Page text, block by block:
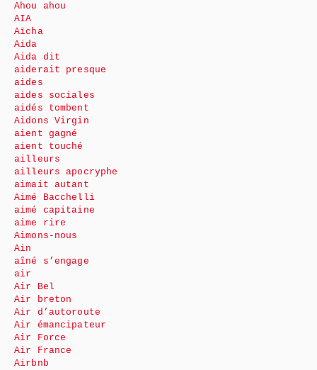
Ahou ahou
AIA
Aïcha
Aida
Aida dit
aiderait presque
aides
aides sociales
aidés tombent
Aidons Virgin
aient gagné
aient touché
ailleurs
ailleurs apocryphe
aimait autant
Aimé Bacchelli
aimé capitaine
aime rire
Aimons-nous
Ain
aîné s’engage
air
Air Bel
Air breton
Air d’autoroute
Air émancipateur
Air Force
Air France
Airbnb